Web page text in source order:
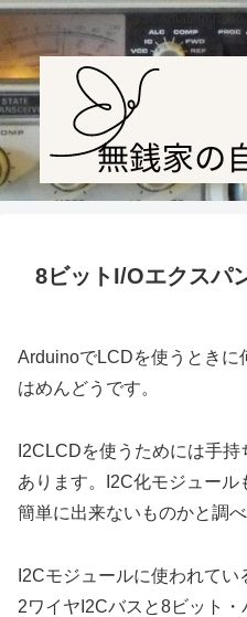
Amateur
8ビットI/Oエクスパ
ArduinoでLCDを使うときに
はめんどうです。
I2CLCDを使うためには手
あります。I2C化モジュール
簡単に出来ないものかと調べ
I2Cモジュールに使われて
2ワイヤI2Cバスと8ビット